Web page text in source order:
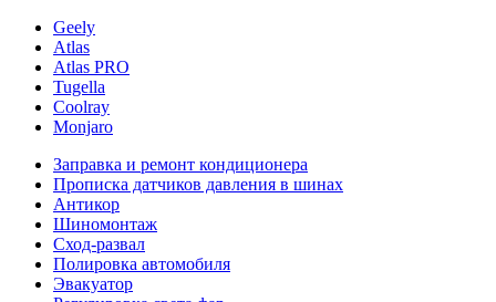
Geely
Atlas
Atlas PRO
Tugella
Coolray
Monjaro
Заправка и ремонт кондиционера
Прописка датчиков давления в шинах
Антикор
Шиномонтаж
Сход-развал
Полировка автомобиля
Эвакуатор